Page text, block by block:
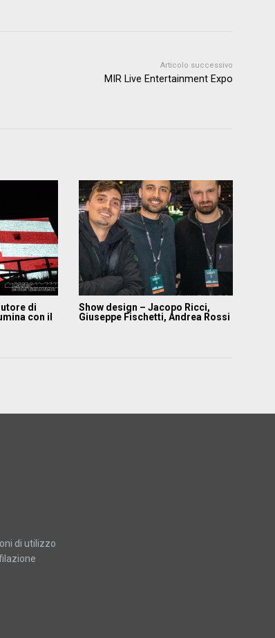
Articolo successivo
MIR Live Entertainment Expo
di
con il
Show design – Jacopo Ricci,
Giuseppe Fischetti, Andrea Rossi
di utilizzo